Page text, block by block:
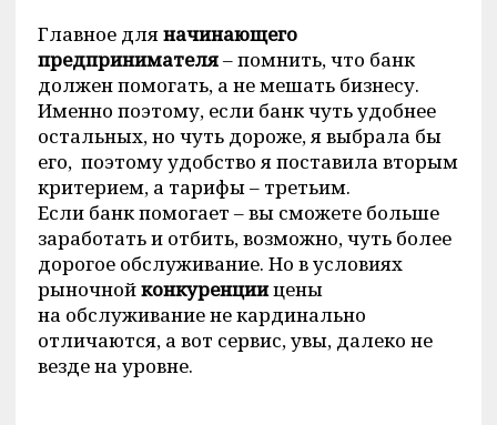
Главное дляначинающего
предпринимателя– помнить, что банк
должен помогать, а не мешать бизнесу.
Именно поэтому, если банк чуть удобнее
остальных, но чуть дороже, я выбрала бы
его, поэтому удобство я поставила вторым
критерием, а тарифы – третьим.
Если банк помогает – вы сможете больше
заработать и отбить, возможно, чуть более
дорогое обслуживание. Но в условиях
рыночнойконкуренциицены
на обслуживание не кардинально
отличаются, а вот сервис, увы, далеко не
везде на уровне.